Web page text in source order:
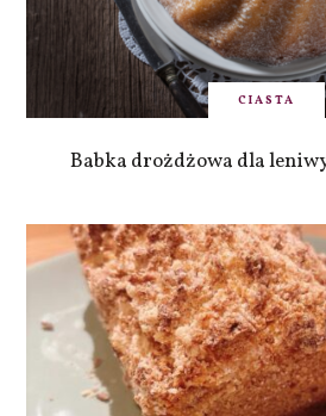
CIASTA
Babka drożdżowa dla